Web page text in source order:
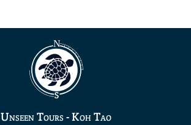
Unseen Tours - Koh Tao